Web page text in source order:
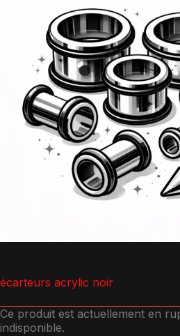
écarteurs acrylic noir
Ce produit est actuellement en
indisponible.